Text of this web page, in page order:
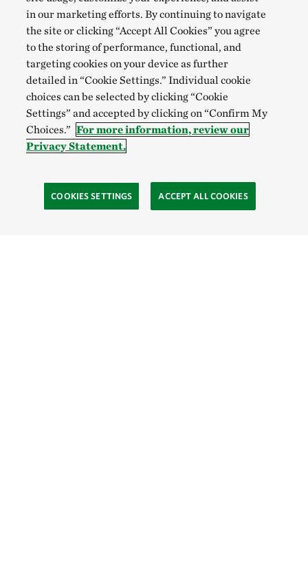
in our marketing efforts. By continuing to navigate
the site or clicking “Accept All Cookies” you agree
to the storing of performance, functional, and
targeting cookies on your device as further
detailed in “Cookie Settings.” Individual cookie
choices can be selected by clicking “Cookie
Settings” and accepted by clicking on “Confirm My
Choices.” For more information, review our
Privacy Statement.
COOKIES SETTINGS ACCEPT ALL COOKIES